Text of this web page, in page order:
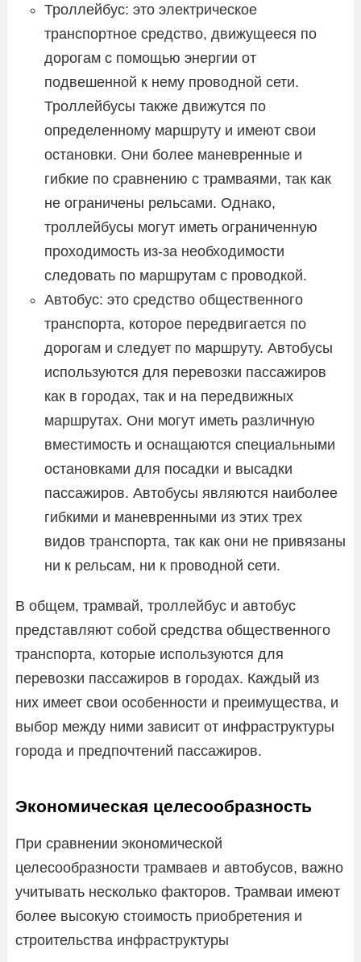
Троллейбус: это электрическое
транспортное средство, движущееся по
дорогам с помощью энергии от
подвешенной к нему проводной сети.
Троллейбусы также движутся по
определенному маршруту и имеют свои
остановки. Они более маневренные и
гибкие по сравнению с трамваями, так как
не ограничены рельсами. Однако,
троллейбусы могут иметь ограниченную
проходимость из-за необходимости
следовать по маршрутам с проводкой.
Автобус: это средство общественного
транспорта, которое передвигается по
дорогам и следует по маршруту. Автобусы
используются для перевозки пассажиров
как в городах, так и на передвижных
маршрутах. Они могут иметь различную
вместимость и оснащаются специальными
остановками для посадки и высадки
пассажиров. Автобусы являются наиболее
гибкими и маневренными из этих трех
видов транспорта, так как они не привязаны
ни к рельсам, ни к проводной сети.
В общем, трамвай, троллейбус и автобус
представляют собой средства общественного
транспорта, которые используются для
перевозки пассажиров в городах. Каждый из
них имеет свои особенности и преимущества, и
выбор между ними зависит от инфраструктуры
города и предпочтений пассажиров.
Экономическая целесообразность
При сравнении экономической
целесообразности трамваев и автобусов, важно
учитывать несколько факторов. Трамваи имеют
более высокую стоимость приобретения и
строительства инфраструктуры